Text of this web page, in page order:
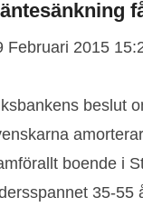
Februari 2015
beslut
boende i
35-55